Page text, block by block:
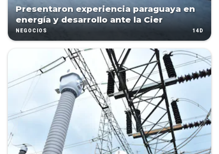
Presentaron experiencia paraguaya en
energía y desarrollo ante la Cier
NEGOCIOS 14D